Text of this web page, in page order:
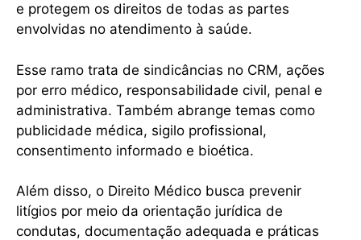
e protegem os direitos de todas as partes
envolvidas no atendimento à saúde.
Esse ramo trata de sindicâncias no CRM, ações
por erro médico, responsabilidade civil, penal e
administrativa. Também abrange temas como
publicidade médica, sigilo profissional,
consentimento informado e bioética.
Além disso, o Direito Médico busca prevenir
litígios por meio da orientação jurídica de
condutas, documentação adequada e práticas